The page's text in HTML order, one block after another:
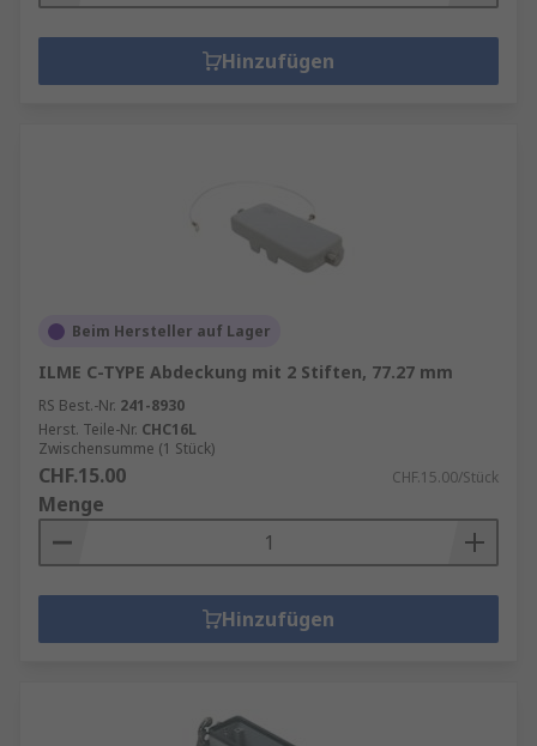
Hinzufügen
Beim Hersteller auf Lager
ILME C-TYPE Abdeckung mit 2 Stiften, 77.27 mm
RS Best.-Nr. 241-8930
Herst. Teile-Nr. CHC16L
Zwischensumme (1 Stück)
CHF.15.00 CHF.15.00/Stück
Menge
Hinzufügen